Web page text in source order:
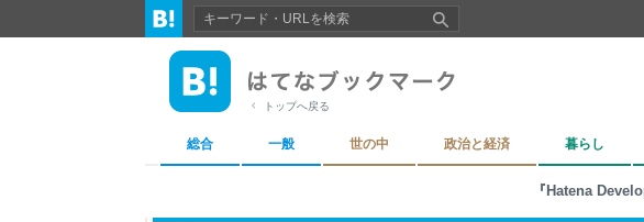
トップへ戻る
総合 一般 世の中 政治と経済 暮らし
『Hatena